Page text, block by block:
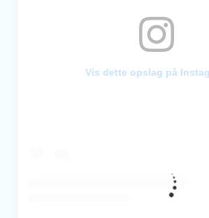
Vis dette opslag på